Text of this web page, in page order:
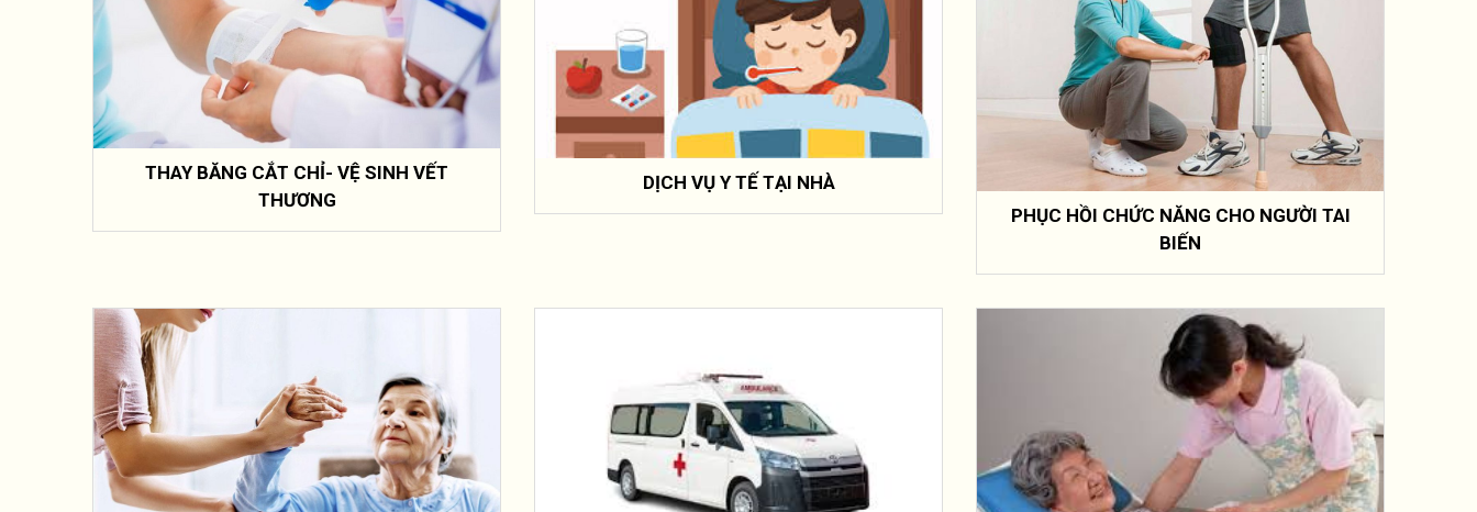
THAY BĂNG CẮT CHỈ- VỆ SINH VẾT
THƯƠNG
DỊCH VỤ Y TẾ TẠI NHÀ
PHỤC HỒI CHỨC NĂNG CHO NGƯỜI TAI
BIẾN